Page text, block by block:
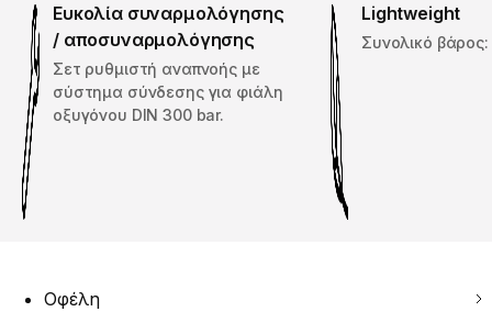
Ευκολία συναρμολόγησης
/ αποσυναρμολόγησης
Σετ ρυθμιστή αναπνοής με
σύστημα σύνδεσης για φιάλη
οξυγόνου DIN 300 bar.
Lightweight
Συνολικό
Οφέλη